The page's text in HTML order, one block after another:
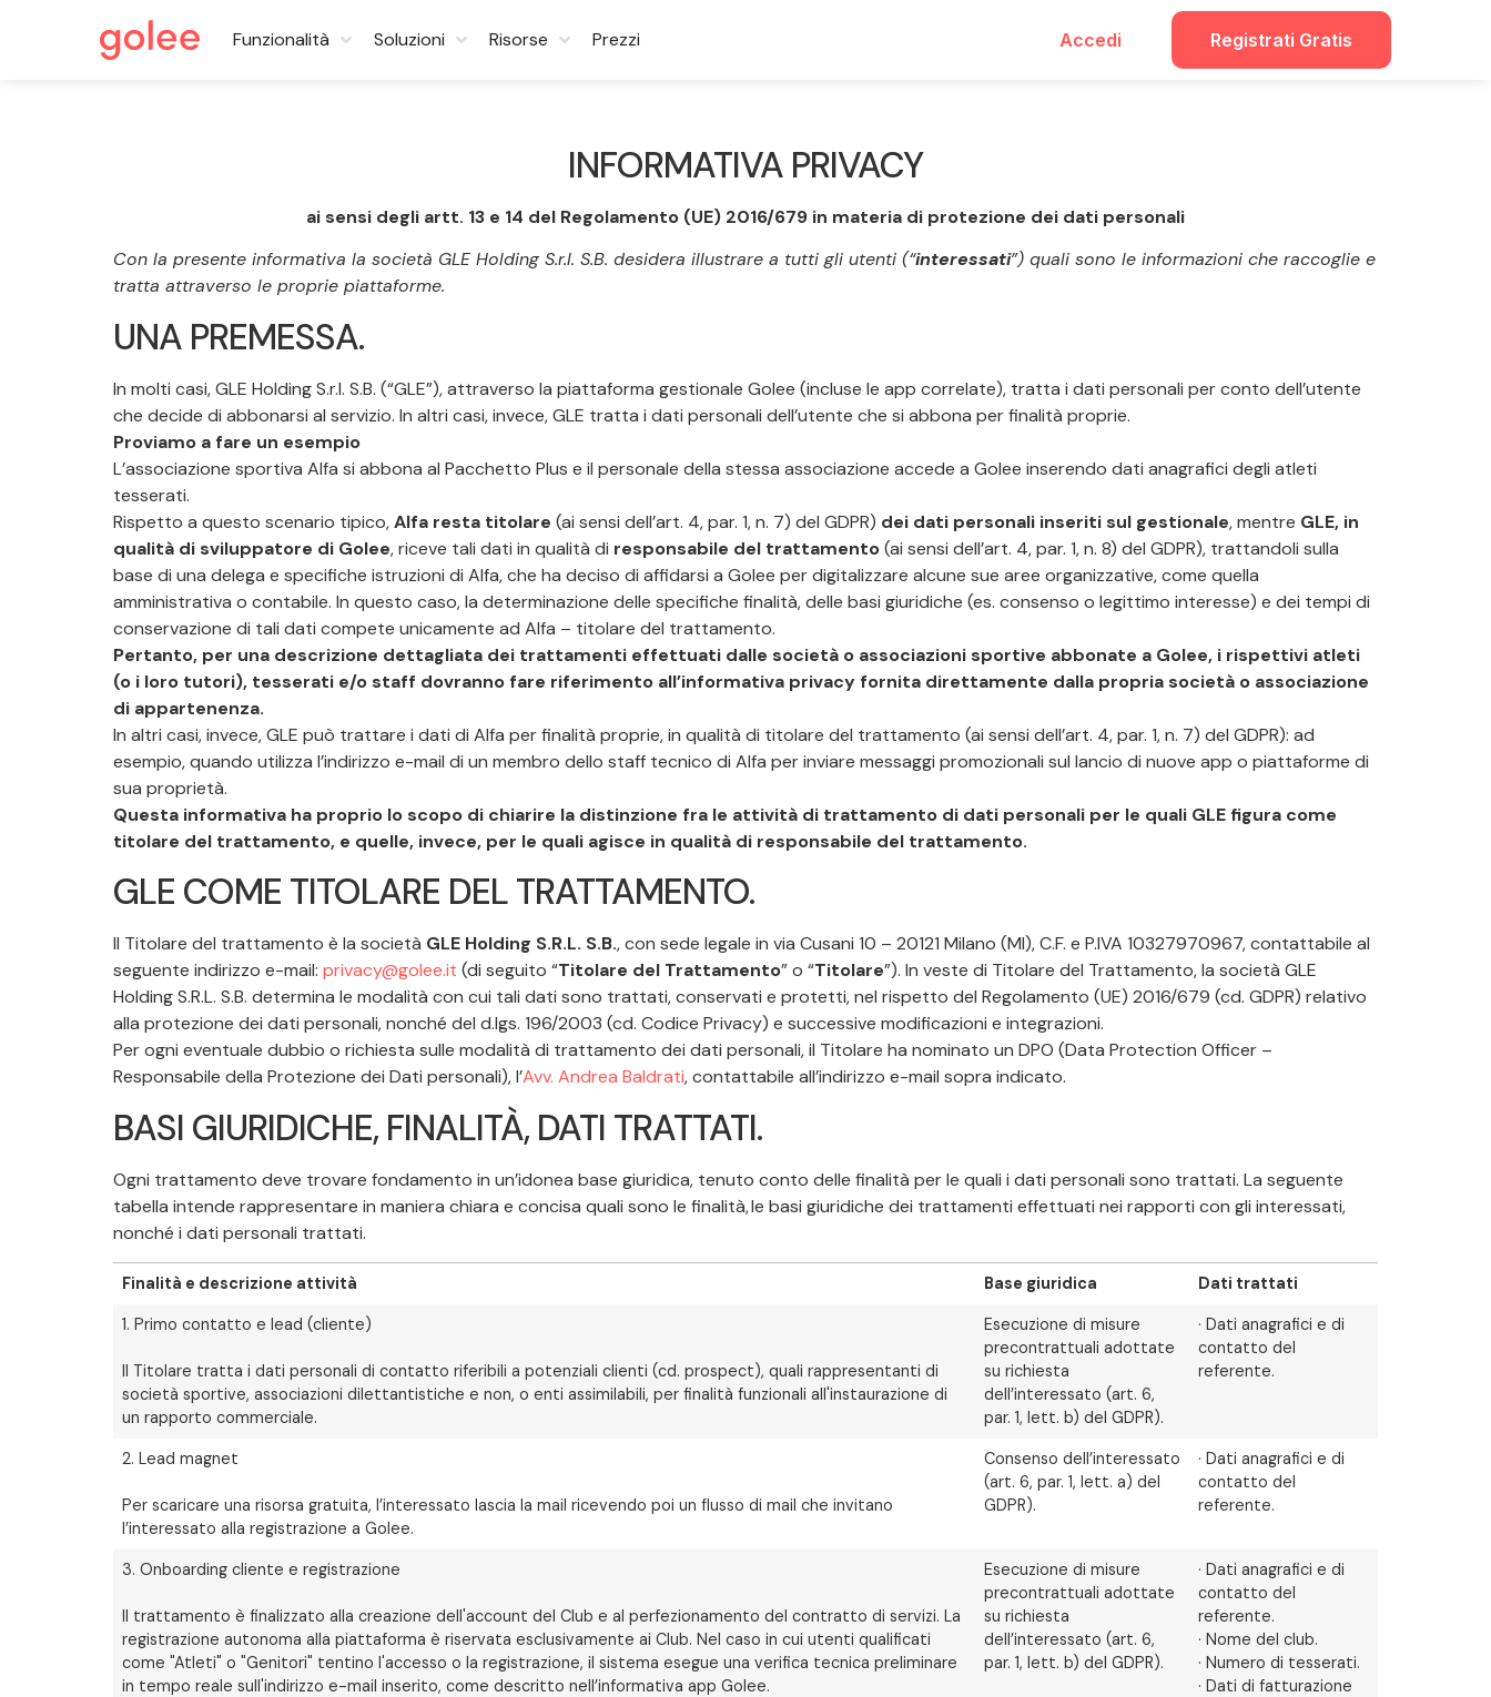
Funzionalità Soluzioni Risorse Prezzi Accedi Registrati Gratis
INFORMATIVA PRIVACY
ai sensi degli artt. 13 e 14 del Regolamento (UE) 2016/679 in materia di protezione dei dati personali
Con la presente informativa la società GLE Holding S.r.l. S.B. desidera illustrare a tutti gli utenti (“interessati”) quali sono le informazioni che raccoglie e
tratta attraverso le proprie piattaforme.
UNA PREMESSA.
In molti casi, GLE Holding S.r.l. S.B. (“GLE”), attraverso la piattaforma gestionale Golee (incluse le app correlate), tratta i dati personali per conto dell’utente
che decide di abbonarsi al servizio. In altri casi, invece, GLE tratta i dati personali dell’utente che si abbona per finalità proprie.
Proviamo a fare un esempio
L’associazione sportiva Alfa si abbona al Pacchetto Plus e il personale della stessa associazione accede a Golee inserendo dati anagrafici degli atleti
tesserati.
Rispetto a questo scenario tipico,Alfa resta titolare (ai sensi dell’art. 4, par. 1, n. 7) del GDPR) dei dati personali inseriti sul gestionale, mentre GLE, in
qualità di sviluppatore di Golee, riceve tali dati in qualità di responsabile del trattamento(ai sensi dell’art. 4, par. 1, n. 8) del GDPR), trattandoli sulla
base di una delega e specifiche istruzioni di Alfa, che ha deciso di affidarsi a Golee per digitalizzare alcune sue aree organizzative, come quella
amministrativa o contabile. In questo caso, la determinazione delle specifiche finalità, delle basi giuridiche (es. consenso o legittimo interesse) e dei tempi di
conservazione di tali dati compete unicamente ad Alfa – titolare del trattamento.
Pertanto, per una descrizione dettagliata dei trattamenti effettuati dalle società o associazioni sportive abbonate a Golee, i rispettivi atleti
(o i loro tutori), tesserati e/o staff dovranno fare riferimento all’informativa privacy fornita direttamente dalla propria società o associazione
di appartenenza.
In altri casi, invece, GLE può trattare i dati di Alfa per finalità proprie, in qualità di titolare del trattamento (ai sensi dell’art. 4, par. 1, n. 7) del GDPR): ad
esempio, quando utilizza l’indirizzo e-mail di un membro dello staff tecnico di Alfa per inviare messaggi promozionali sul lancio di nuove app o piattaforme di
sua proprietà.
Questa informativa ha proprio lo scopo di chiarire la distinzione fra le attività di trattamento di dati personali per le quali GLE figura come
titolare del trattamento, e quelle, invece, per le quali agisce in qualità di responsabile del trattamento.
GLE COME TITOLARE DEL TRATTAMENTO.
Il Titolare del trattamento è la società GLE Holding S.R.L. S.B., con sede legale in via Cusani 10 – 20121 Milano (MI), C.F. e P.IVA 10327970967, contattabile al
seguente indirizzo e-mail: privacy@golee.it (di seguito “Titolare del Trattamento” o “Titolare”). In veste di Titolare del Trattamento, la società GLE
Holding S.R.L. S.B. determina le modalità con cui tali dati sono trattati, conservati e protetti, nel rispetto del Regolamento (UE) 2016/679 (cd. GDPR) relativo
alla protezione dei dati personali, nonché del d.lgs. 196/2003 (cd. Codice Privacy) e successive modificazioni e integrazioni.
Per ogni eventuale dubbio o richiesta sulle modalità di trattamento dei dati personali, il Titolare ha nominato un DPO (Data Protection Officer –
Responsabile della Protezione dei Dati personali), l’Avv. Andrea Baldrati, contattabile all’indirizzo e-mail sopra indicato.
BASI GIURIDICHE, FINALITÀ, DATI TRATTATI.
Ogni trattamento deve trovare fondamento in un’idonea base giuridica, tenuto conto delle finalità per le quali i dati personali sono trattati. La seguente
tabella intende rappresentare in maniera chiara e concisa quali sono le finalità, le basi giuridiche dei trattamenti effettuati nei rapporti con gli interessati,
nonché i dati personali trattati.
Finalità e descrizione attività Base giuridica Dati trattati
1. Primo contatto e lead (cliente)
Il Titolare tratta i dati personali di contatto riferibili a potenziali clienti (cd. prospect), quali rappresentanti di
società sportive, associazioni dilettantistiche e non, o enti assimilabili, per finalità funzionali all'instaurazione di
un rapporto commerciale.
Esecuzione di misure
precontrattuali adottate
su richiesta
dell’interessato (art. 6,
par. 1, lett. b) del GDPR).
· Dati anagrafici e di
contatto del
referente.
2. Lead magnet
Per scaricare una risorsa gratuita, l’interessato lascia la mail ricevendo poi un flusso di mail che invitano
l’interessato alla registrazione a Golee.
Consenso dell’interessato
(art. 6, par. 1, lett. a) del
GDPR).
· Dati anagrafici e di
contatto del
referente.
3. Onboarding cliente e registrazione
Il trattamento è finalizzato alla creazione dell'account del Club e al perfezionamento del contratto di servizi. La
registrazione autonoma alla piattaforma è riservata esclusivamente ai Club. Nel caso in cui utenti qualificati
come "Atleti" o "Genitori" tentino l'accesso o la registrazione, il sistema esegue una verifica tecnica preliminare
in tempo reale sull'indirizzo e-mail inserito, come descritto nell’informativa app Golee.
Esecuzione di misure
precontrattuali adottate
su richiesta
dell’interessato (art. 6,
par. 1, lett. b) del GDPR).
· Dati anagrafici e di
contatto del
referente.
· Nome del club.
· Numero di tesserati.
· Dati di fatturazione